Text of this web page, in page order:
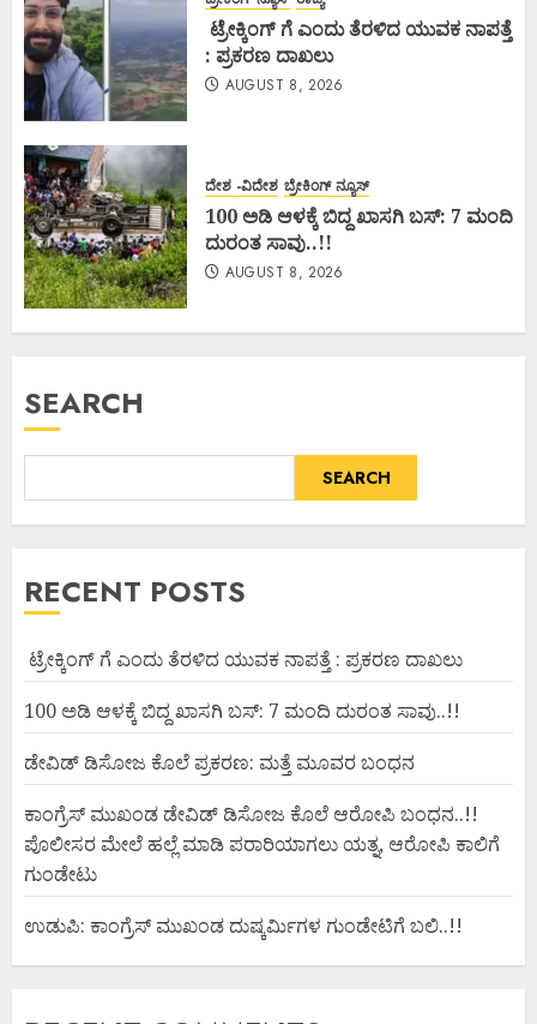
ಟ್ರೇಕ್ಕಿಂಗ್ ಗೆ ಎಂದು ತೆರಳಿದ ಯುವಕ ನಾಪತ್ತೆ
: ಪ್ರಕರಣ ದಾಖಲು
AUGUST 8, 2026
ದೇಶ -ವಿದೇಶ ಬ್ರೇಕಿಂಗ್ ನ್ಯೂಸ್
100 ಅಡಿ ಆಳಕ್ಕೆ ಬಿದ್ದ ಖಾಸಗಿ ಬಸ್: 7 ಮಂದಿ
ದುರಂತ ಸಾವು..!!
AUGUST 8, 2026
SEARCH
SEARCH
RECENT POSTS
ಟ್ರೇಕ್ಕಿಂಗ್ ಗೆ ಎಂದು ತೆರಳಿದ ಯುವಕ ನಾಪತ್ತೆ : ಪ್ರಕರಣ ದಾಖಲು
100 ಅಡಿ ಆಳಕ್ಕೆ ಬಿದ್ದ ಖಾಸಗಿ ಬಸ್: 7 ಮಂದಿ ದುರಂತ ಸಾವು..!!
ಡೇವಿಡ್ ಡಿಸೋಜ ಕೊಲೆ ಪ್ರಕರಣ: ಮತ್ತೆ ಮೂವರ ಬಂಧನ
ಕಾಂಗ್ರೆಸ್ ಮುಖಂಡ ಡೇವಿಡ್ ಡಿಸೋಜ ಕೊಲೆ ಆರೋಪಿ ಬಂಧನ..!!
ಪೊಲೀಸರ ಮೇಲೆ ಹಲ್ಲೆ ಮಾಡಿ ಪರಾರಿಯಾಗಲು ಯತ್ನ, ಆರೋಪಿ ಕಾಲಿಗೆ
ಗುಂಡೇಟು
ಉಡುಪಿ: ಕಾಂಗ್ರೆಸ್ ಮುಖಂಡ ದುಷ್ಕರ್ಮಿಗಳ ಗುಂಡೇಟಿಗೆ ಬಲಿ..!!